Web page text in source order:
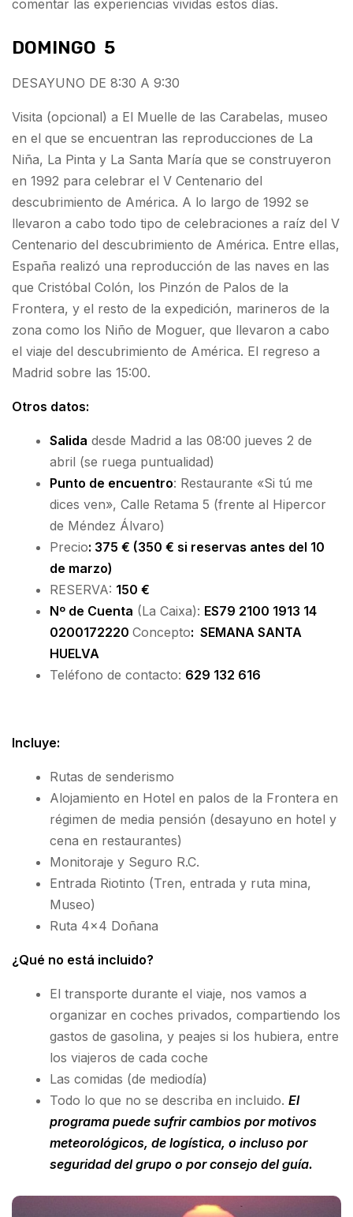
comentar las experiencias vividas estos días.
DOMINGO 5
DESAYUNO DE 8:30 A 9:30
Visita (opcional) a El Muelle de las Carabelas, museo
en el que se encuentran las reproducciones de La
Niña, La Pinta y La Santa María que se construyeron
en 1992 para celebrar el V Centenario del
descubrimiento de América. A lo largo de 1992 se
llevaron a cabo todo tipo de celebraciones a raíz del V
Centenario del descubrimiento de América. Entre ellas,
España realizó una reproducción de las naves en las
que Cristóbal Colón, los Pinzón de Palos de la
Frontera, y el resto de la expedición, marineros de la
zona como los Niño de Moguer, que llevaron a cabo
el viaje del descubrimiento de América. El regreso a
Madrid sobre las 15:00.
Otros datos:
Salida desde Madrid a las 08:00 jueves 2 de
abril (se ruega puntualidad)
Punto de encuentro: Restaurante «Si tú me
dices ven», Calle Retama 5 (frente al Hipercor
de Méndez Álvaro)
Precio: 375 € (350 € si reservas antes del 10
de marzo)
RESERVA: 150 €
Nº de Cuenta (La Caixa): ES79 2100 1913 14
0200172220 Concepto: SEMANA SANTA
HUELVA
Teléfono de contacto: 629 132 616
Incluye:
Rutas de senderismo
Alojamiento en Hotel en palos de la Frontera en
régimen de media pensión (desayuno en hotel y
cena en restaurantes)
Monitoraje y Seguro R.C.
Entrada Riotinto (Tren, entrada y ruta mina,
Museo)
Ruta 4×4 Doñana
¿Qué no está incluido?
El transporte durante el viaje, nos vamos a
organizar en coches privados, compartiendo los
gastos de gasolina, y peajes si los hubiera, entre
los viajeros de cada coche
Las comidas (de mediodía)
Todo lo que no se describa en incluido. El
programa puede sufrir cambios por motivos
meteorológicos, de logística, o incluso por
seguridad del grupo o por consejo del guía.